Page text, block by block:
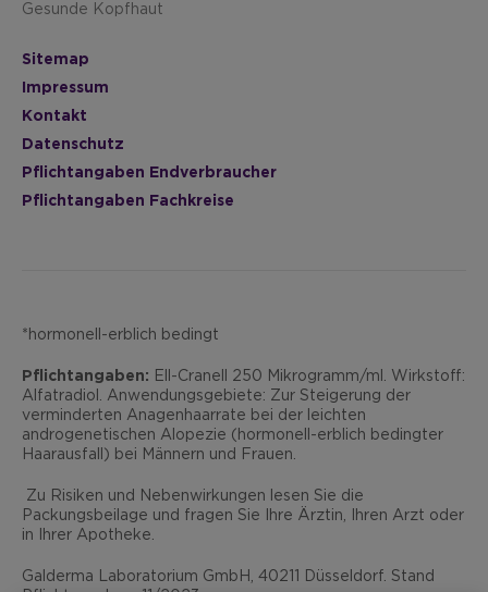
Gesunde Kopfhaut
Sitemap
Impressum
Kontakt
Datenschutz
Pflichtangaben Endverbraucher
Pflichtangaben Fachkreise
*hormonell-erblich bedingt
Pflichtangaben: Ell-Cranell 250 Mikrogramm/ml. Wirkstoff:
Alfatradiol. Anwendungsgebiete: Zur Steigerung der
verminderten Anagenhaarrate bei der leichten
androgenetischen Alopezie (hormonell-erblich bedingter
Haarausfall) bei Männern und Frauen.
Zu Risiken und Nebenwirkungen lesen Sie die
Packungsbeilage und fragen Sie Ihre Ärztin, Ihren Arzt oder
in Ihrer Apotheke.
Galderma Laboratorium GmbH, 40211 Düsseldorf. Stand